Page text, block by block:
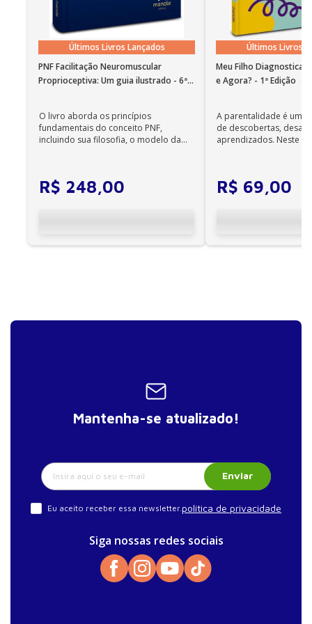
ampliação de caracteres, o aplicativo oferece a leitura
com voz sintetizada; • O recurso de leitura em
português funciona em instalações em nosso idioma
no Windows 7 SP1 ou superior e OS X 10.10 (Yosemite).
Observações importantes
Não é permitida a impressão dos e-books;
dispositivos Kindle, Nook, Kobo e Lev;
Últimos Livros Lançados
PNF Facilitação Neuromuscular
Proprioceptiva: Um guia ilustrado - 6ª
O livro aborda os princípios
fundamentais do conceito PNF,
incluindo sua filosofia, o modelo da
R$ 248,00
Últimos Livros
Meu Filho
e Agora? - 1ª Edição
A parentalidade é uma
de descobertas,
aprendizados. Neste
R$ 69,00
Mantenha-se atualizado!
Enviar
Eu aceito receber essa newsletter. política de privacidade
Siga nossas redes sociais